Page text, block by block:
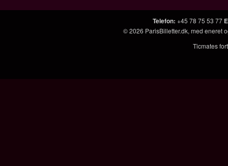
Telefon: +45 78 75 53 77
© 2026 ParisBilletter.dk, med eneret
Ticmates